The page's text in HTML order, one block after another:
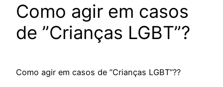
Como agir em casos
de ”Crianças LGBT”?
Como agir em casos de ”Crianças LGBT”??